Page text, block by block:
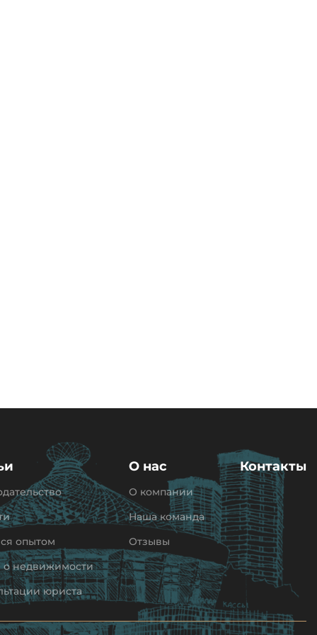
опытом
о недвижимости
юриста
О нас
О компании
Наша команда
Отзывы
Контакты